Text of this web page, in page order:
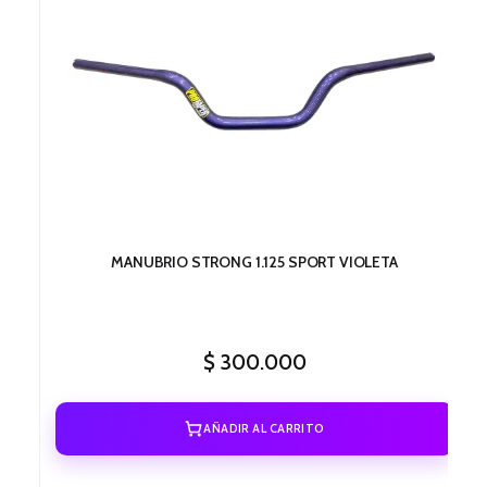
MANUBRIO STRONG 1.125 SPORT VIOLETA
$300.000
AÑADIR AL CARRITO